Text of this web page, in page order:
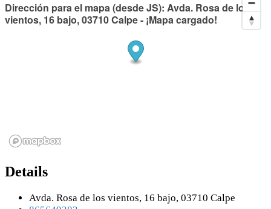
Dirección para el mapa (desde JS): Avda. Rosa de los
vientos, 16 bajo, 03710 Calpe - ¡Mapa cargado!
Details
Avda. Rosa de los vientos, 16 bajo, 03710 Calpe